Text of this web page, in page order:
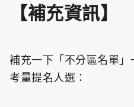
【補充資訊】
補充一下「不分區名單
考量提名人選：